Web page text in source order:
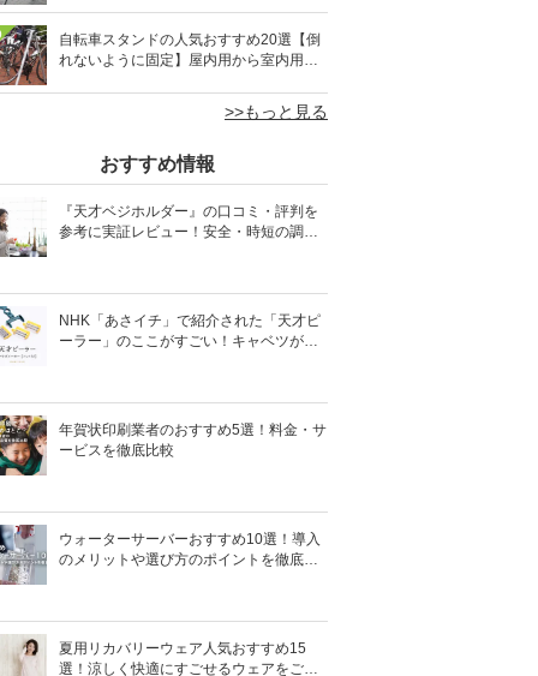
自転車スタンドの人気おすすめ20選【倒
れないように固定】屋内用から室内用ま
>>もっと見る
おすすめ情報
『天才ベジホルダー』の口コミ・評判を
参考に実証レビュー！安全・時短の調理
NHK「あさイチ」で紹介された「天才ピ
ーラー」のここがすごい！キャベツがほ
年賀状印刷業者のおすすめ5選！料金・サ
ービスを徹底比較
ウォーターサーバーおすすめ10選！導入
のメリットや選び方のポイントを徹底解
夏用リカバリーウェア人気おすすめ15
選！涼しく快適にすごせるウェアをご紹